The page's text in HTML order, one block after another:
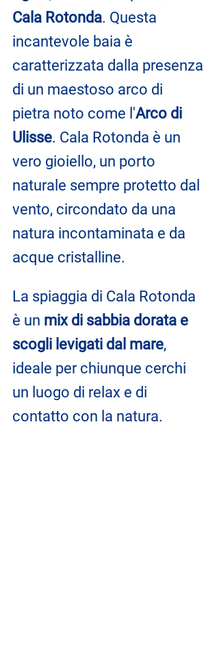
Cala Rotonda. Questa
incantevole baia è
caratterizzata dalla presenza
di un maestoso arco di
pietra noto come l'Arco di
Ulisse. Cala Rotonda è un
vero gioiello, un porto
naturale sempre protetto dal
vento, circondato da una
natura incontaminata e da
acque cristalline.
La spiaggia di Cala Rotonda
è un mix di sabbia dorata e
scogli levigati dal mare,
ideale per chiunque cerchi
un luogo di relax e di
contatto con la natura.